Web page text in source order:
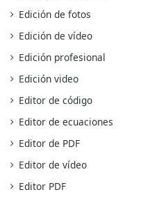
Edición de fotos
Edición de vídeo
Edición profesional
Edición video
Editor de código
Editor de ecuaciones
Editor de PDF
Editor de vídeo
Editor PDF